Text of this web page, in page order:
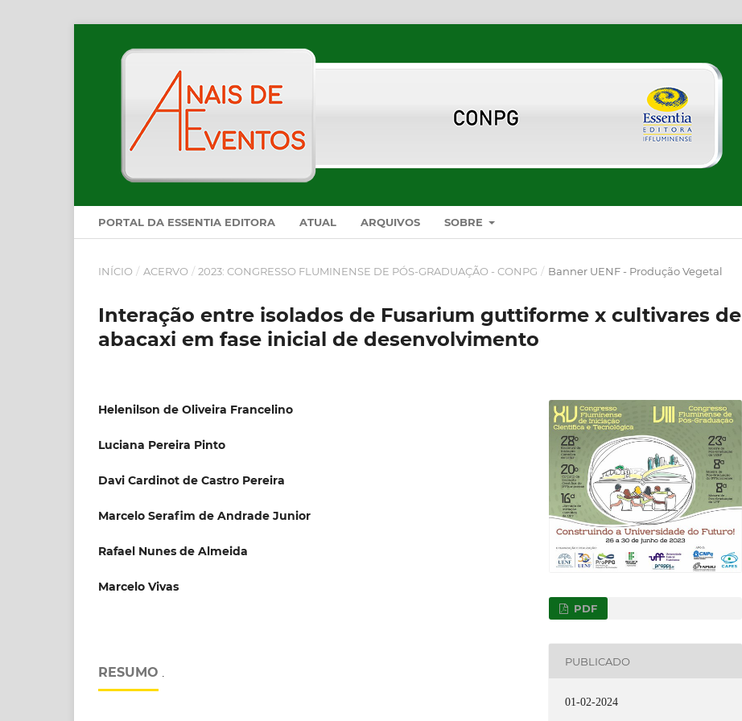
PORTAL DA ESSENTIA EDITORA ATUAL ARQUIVOS SOBRE
INÍCIO / ACERVO / 2023: CONGRESSO FLUMINENSE DE PÓS-GRADUAÇÃO - CONPG / Banner UENF - Produção Vegetal
Interação entre isolados de Fusarium guttiforme x cultivares de
abacaxi em fase inicial de desenvolvimento
Helenilson de Oliveira Francelino
Luciana Pereira Pinto
Davi Cardinot de Castro Pereira
Marcelo Serafim de Andrade Junior
Rafael Nunes de Almeida
Marcelo Vivas
RESUMO .
PDF
PUBLICADO
01-02-2024